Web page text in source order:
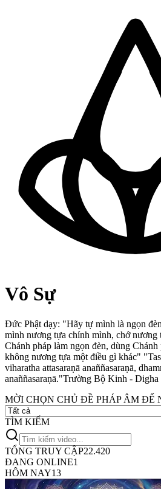
Vô Sự
Đức Phật dạy: "Hãy tự mình là ngọn
mình nương tựa chính mình, chớ
Chánh pháp làm ngọn đèn, dùng
không nương tựa một điều gì khác"
viharatha attasaraṇā anaññasaraṇā,
anaññasaraṇā."Trường Bộ Kinh - Digha
MỜI CHỌN CHỦ ĐỀ PHÁP ÂM ĐỂ
TÌM KIẾM
TỔNG TRUY CẬP22.420
ĐANG ONLINE1
HÔM NAY13